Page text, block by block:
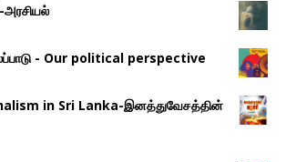
- Our political perspective
in Sri Lanka-இனத்துவேசத்தின்